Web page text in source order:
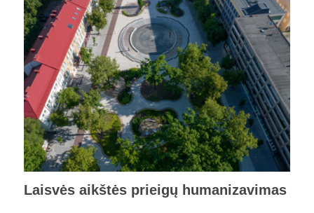
Laisvės aikštės prieigų humanizavimas